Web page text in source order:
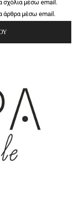
σχόλια μέσω email.
άρθρα μέσω email.